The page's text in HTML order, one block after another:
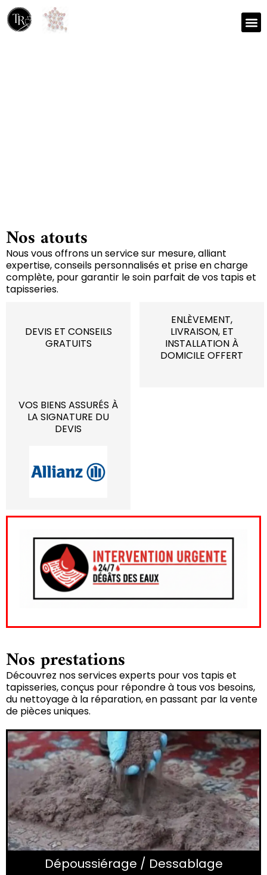
Nos atouts
Nous vous offrons un service sur mesure, alliant
expertise, conseils personnalisés et prise en charge
complète, pour garantir le soin parfait de vos tapis et
tapisseries.
DEVIS ET CONSEILS
GRATUITS
ENLÈVEMENT,
LIVRAISON, ET
INSTALLATION À
DOMICILE OFFERT
VOS BIENS ASSURÉS À
LA SIGNATURE DU
DEVIS
Nos prestations
Découvrez nos services experts pour vos tapis et
tapisseries, conçus pour répondre à tous vos besoins,
du nettoyage à la réparation, en passant par la vente
de pièces uniques.
Dépoussiérage / Dessablage